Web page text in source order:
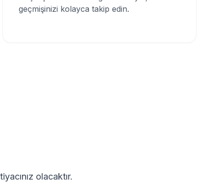
geçmişinizi kolayca takip edin.
olacaktır.